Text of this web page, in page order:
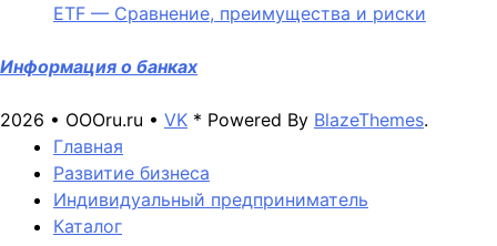
ETF — Сравнение, преимущества и риски
Информация о банках
2026 • OOOru.ru • VK * Powered By BlazeThemes.
Главная
Развитие бизнеса
Индивидуальный предприниматель
Каталог